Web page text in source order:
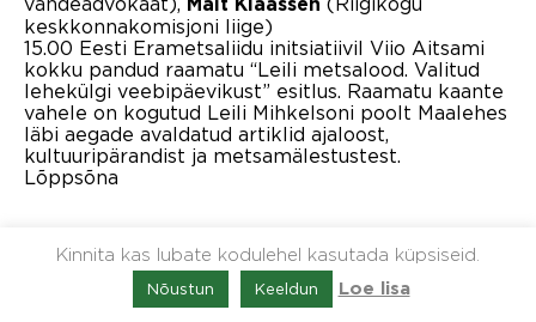
Mait Klaassen
keskkonnakomisjoni liige)
15.00 Eesti Erametsaliidu initsiatiivil Viio Aitsami
kokku pandud raamatu “Leili metsalood. Valitud
lehekülgi veebipäevikust” esitlus. Raamatu kaante
vahele on kogutud Leili Mihkelsoni poolt Maalehes
läbi aegade avaldatud artiklid ajaloost,
kultuuripärandist ja metsamälestustest.
Lõppsõna
1 2 Next
Kinnita kas lubate kodulehel kasutada küpsiseid.
Nõustun Keeldun Loe lisa